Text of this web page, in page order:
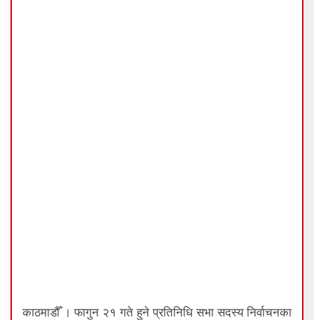
काठमाडौँ । फागुन २१ गते हुने प्रतिनिधि सभा सदस्य निर्वाचनका